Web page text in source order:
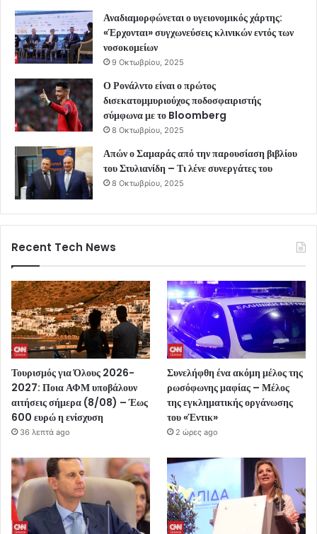
Αναδιαμορφώνεται ο υγειονομικός χάρτης:
«Έρχονται» συγχωνεύσεις κλινικών εντός των
νοσοκομείων
9 Οκτωβρίου, 2025
Ο Ρονάλντο είναι ο πρώτος
δισεκατομμυριούχος ποδοσφαιριστής
σύμφωνα με το Bloomberg
8 Οκτωβρίου, 2025
Απών ο Σαμαράς από την παρουσίαση βιβλίου
του Στυλιανίδη – Τι λένε συνεργάτες του
8 Οκτωβρίου, 2025
Recent Tech News
Τουρισμός για Όλους 2026-
2027: Ποια ΑΦΜ υποβάλουν
αιτήσεις σήμερα (8/08) – Έως
600 ευρώ η ενίσχυση
36 λεπτά ago
Συνελήφθη ένα ακόμη μέλος της
ρωσόφωνης μαφίας – Μέλος
της εγκληματικής οργάνωσης
του «Έντικ»
2 ώρες ago